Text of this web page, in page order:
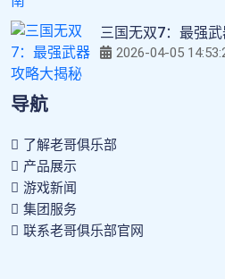
三国无双7：最强
2026-04-05
导航
了解老哥俱乐部
产品展示
游戏新闻
集团服务
联系老哥俱乐部官网